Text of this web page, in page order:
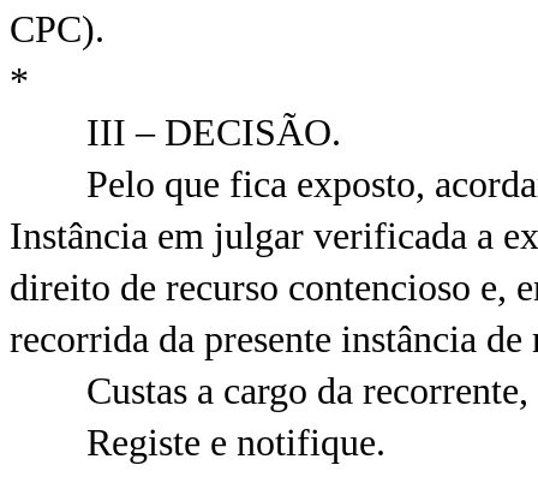
CPC).
*
III – DECISÃO.
Pelo que fica exposto,
Instância em julgar verificada a
direito de recurso contencioso e,
recorrida da presente instância de
Custas a cargo da recorrente,
Registe e notifique.